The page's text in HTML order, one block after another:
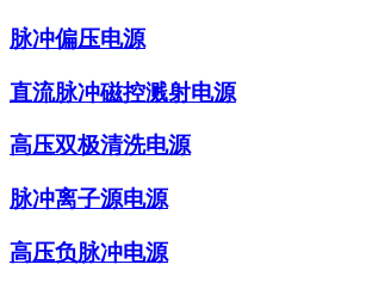
脉冲偏压电源
直流脉冲磁控溅射电源
高压双极清洗电源
脉冲离子源电源
高压负脉冲电源